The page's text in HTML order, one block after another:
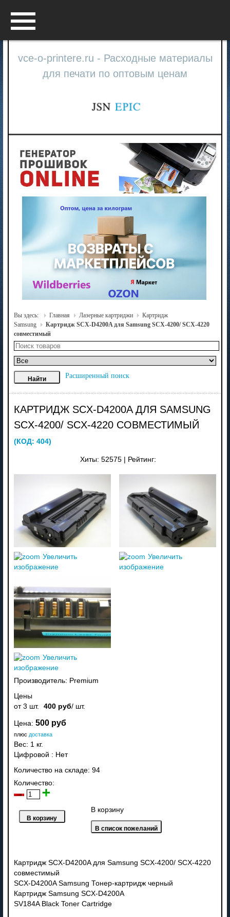
vce-o-printere.ru - Расходные материалы
для печати по оптовым ценам
Вы здесь: Главная Лазерные картриджи
Картридж
Samsung
Картридж SCX-D4200A для Samsung SCX-4200/ SCX-4220
совместимый
Расширенный поиск
КАРТРИДЖ SCX-D4200A ДЛЯ SAMSUNG
SCX-4200/ SCX-4220 СОВМЕСТИМЫЙ
(КОД: 404)
Хиты: 52575 Рейтинг:
Увеличить
изображение
Увеличить
изображение
Увеличить
изображение
Производитель: Premium
Цены
от 3 шт.
400 руб/ шт.
Цена: 500 руб
плюс доставка
Вес: 1 кг.
Цифровой : Нет
Количество на складе: 94
Количество:
В корзину
Картридж SCX-D4200A для Samsung SCX-4200/ SCX-4220
совместимый
SCX-D4200A Samsung Тонер-картридж черный
Картридж Samsung SCX-D4200A
SV184A Black Toner Cartridge